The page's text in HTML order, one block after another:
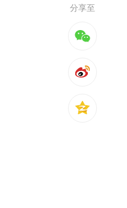
分享至